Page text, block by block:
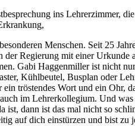
ins Lehrerzimmer,
Menschen. Seit 25
Regierung mit einer Urkunde
Gabi Haggenmiller ist nicht
Kühlbeutel, Busplan oder
tröstendes Wort und ein Ohr,
im Lehrerkollegium. Und
dann ist das mal nicht so
auf dich einstürzen und bist zu